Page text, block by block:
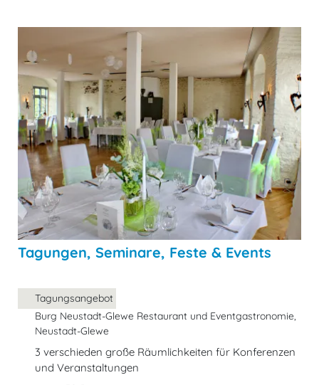
Tagungen, Seminare, Feste & Events
Tagungsangebot
Burg Neustadt-Glewe Restaurant und Eventgastronomie,
Neustadt-Glewe
3 verschieden große Räumlichkeiten für Konferenzen
und Veranstaltungen